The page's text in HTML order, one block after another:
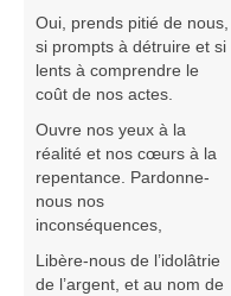
Oui, prends pitié de nous,
si prompts à détruire et si
lents à comprendre le
coût de nos actes.
Ouvre nos yeux à la
réalité et nos cœurs à la
repentance. Pardonne-
nous nos
inconséquences,
Libère-nous de l’idolâtrie
de l’argent, et au nom de